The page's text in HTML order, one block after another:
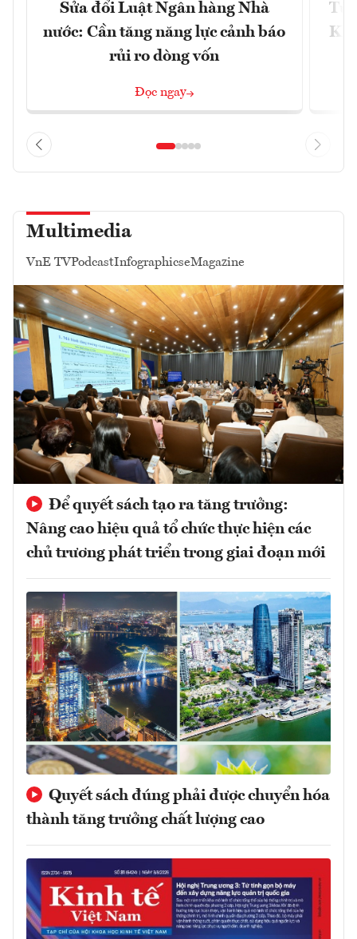
Sửa đổi Luật Ngân hàng Nhà
nước: Cần tăng năng lực cảnh báo
rủi ro dòng vốn
Đọc ngay
Từ
Multimedia
VnE TVPodcastInfographicseMagazine
Để quyết sách tạo ra tăng trưởng:
Nâng cao hiệu quả tổ chức thực hiện các
chủ trương phát triển trong giai đoạn mới
Quyết sách đúng phải được chuyển hóa
thành tăng trưởng chất lượng cao